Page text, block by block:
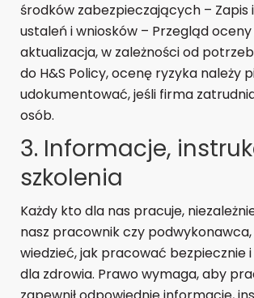
środków zabezpieczających –
ustaleń i wniosków – Przegląd oceny
aktualizacja, w zależności od
do H&S Policy, ocenę ryzyka należy
udokumentować, jeśli firma
osób.
3. Informacje,
szkolenia
Każdy kto dla nas pracuje,
nasz pracownik czy podwykonawca,
wiedzieć, jak pracować bezpiecznie
dla zdrowia. Prawo wymaga, aby